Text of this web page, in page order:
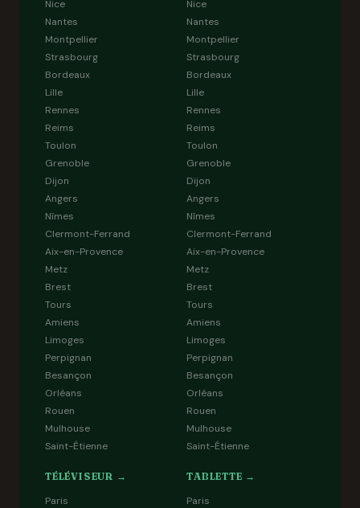
Nice
Nantes
Montpellier
Strasbourg
Bordeaux
Lille
Rennes
Reims
Toulon
Grenoble
Dijon
Angers
Nîmes
Clermont-Ferrand
Aix-en-Provence
Metz
Brest
Tours
Amiens
Limoges
Perpignan
Besançon
Orléans
Rouen
Mulhouse
Saint-Étienne
Nice
Nantes
Montpellier
Strasbourg
Bordeaux
Lille
Rennes
Reims
Toulon
Grenoble
Dijon
Angers
Nîmes
Clermont-Ferrand
Aix-en-Provence
Metz
Brest
Tours
Amiens
Limoges
Perpignan
Besançon
Orléans
Rouen
Mulhouse
Saint-Étienne
TÉLÉVISEUR →
Paris
TABLETTE →
Paris